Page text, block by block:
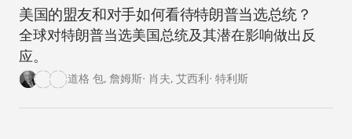
美国的盟友和对手如何看待特朗普当选总统？
全球对特朗普当选美国总统及其潜在影响做出反
应。
道格 包, 詹姆斯· 肖夫, 艾西利· 特利斯